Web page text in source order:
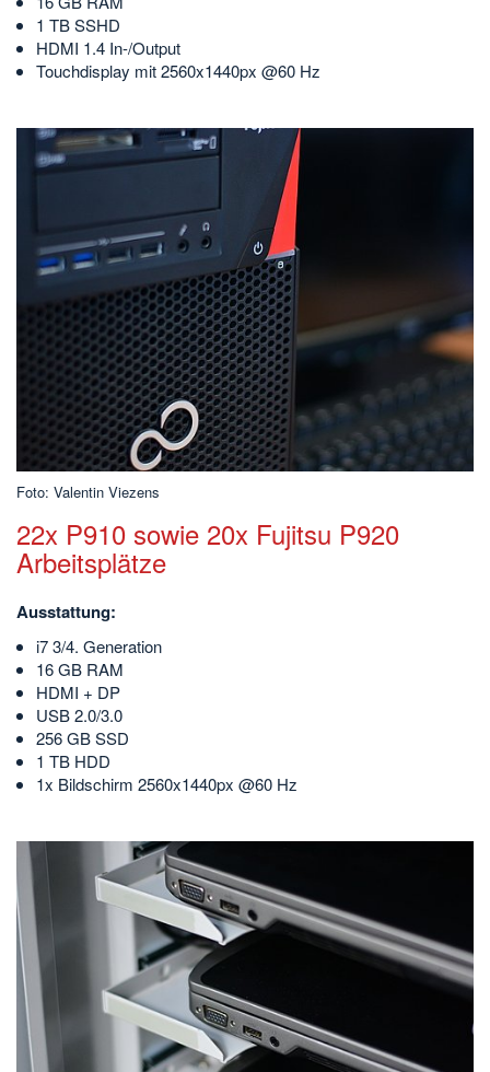
1 TB SSHD
HDMI 1.4 In-/Output
Touchdisplay mit 2560x1440px @60 Hz
Foto: Valentin Viezens
22x P910 sowie 20x Fujitsu P920
Arbeitsplätze
Ausstattung:
i7 3/4. Generation
16 GB RAM
HDMI + DP
USB 2.0/3.0
256 GB SSD
1 TB HDD
1x Bildschirm 2560x1440px @60 Hz